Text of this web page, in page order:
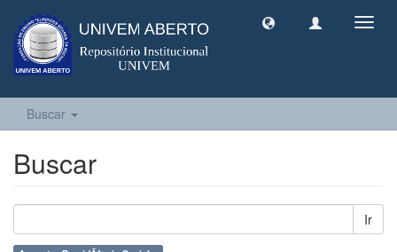
Buscar
Buscar
Ir